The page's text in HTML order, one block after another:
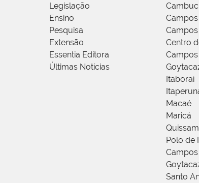
Legislação
Ensino
Pesquisa
Extensão
Essentia Editora
Últimas Notícias
Centro
Itaboraí
Macaé
Maricá
Polo de
Santo